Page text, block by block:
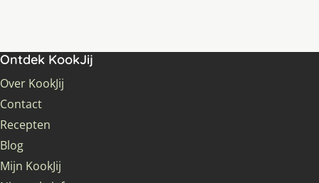
Ontdek KookJij
Over KookJij
Contact
Recepten
Blog
Mijn KookJij